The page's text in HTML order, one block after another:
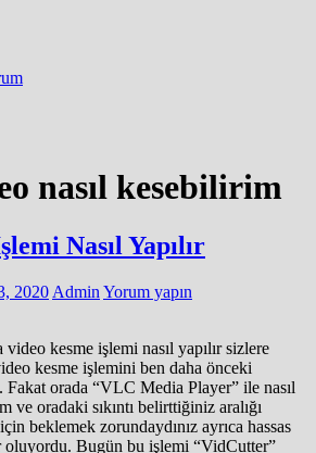
nasıl kesebilirim
Nasıl Yapılır
2020 Admin Yorum yapın
kesme işlemi nasıl yapılır sizlere
kesme işlemini ben daha önceki
Fakat orada “VLC Media Player” ile nasıl
ve oradaki sıkıntı belirttiğiniz aralığı
beklemek zorundaydınız ayrıca hassas
oluyordu. Bugün bu işlemi “VidCutter”